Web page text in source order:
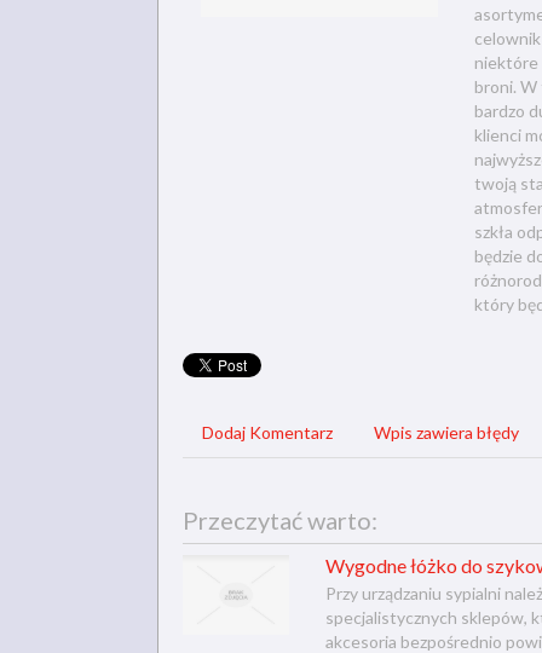
niektóre
broni.
bardzo
klienci
twoją
szkła
będzie
który
Dodaj Komentarz Wpis zawiera błędy
Przeczytać warto:
Wygodne łóżko do
Przy urządzaniu sypialni
specjalistycznych sklepów,
akcesoria bezpośrednio